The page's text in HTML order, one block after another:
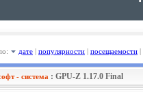
дате | популярности | посещаемости |
- система : GPU-Z 1.17.0 Final